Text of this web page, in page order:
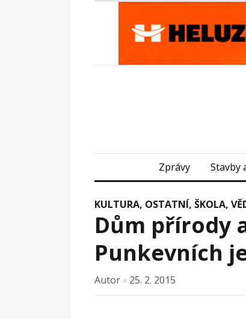
Zprávy Stavby
KULTURA, OSTATNÍ, ŠKOLA,
Dům přírody
Punkevních
Autor × 25. 2. 2015